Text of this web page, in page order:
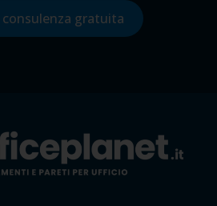
consulenza gratuita